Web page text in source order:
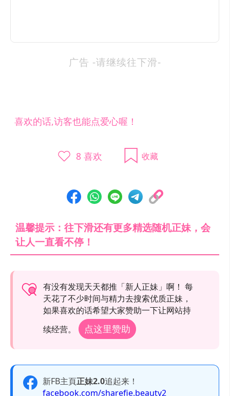
广告 -请继续往下滑-
喜欢的话,访客也能点爱心喔！
8喜欢 收藏
温馨提示：往下滑还有更多精选随机正妹，会
让人一直看不停！
有没有发现天天都推「新人正妹」啊！ 每
天花了不少时间与精力去搜索优质正妹，
如果喜欢的话希望大家赞助一下让网站持
续经营。
点这里赞助
新FB主頁正妹2.0追起来！
facebook.com/sharefie.beauty2